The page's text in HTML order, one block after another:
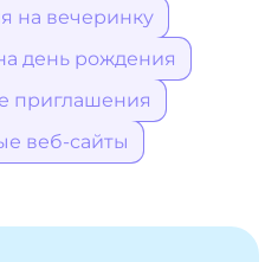
на вечеринку
день рождения
приглашения
веб-сайты